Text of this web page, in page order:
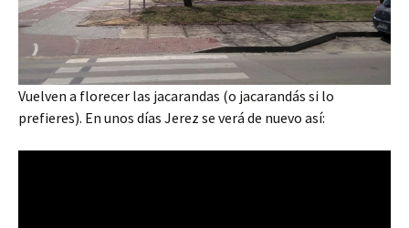
Vuelven a florecer las jacarandas (o jacarandás si lo
prefieres). En unos días Jerez se verá de nuevo así: